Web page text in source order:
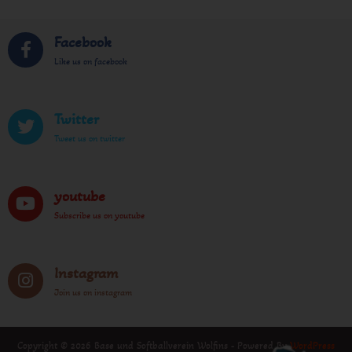
Facebook
Like us on facebook
Twitter
Tweet us on twitter
youtube
Subscribe us on youtube
Instagram
Join us on instagram
Copyright © 2026 Base und Softballverein Wolfins - Powered ByWordPress